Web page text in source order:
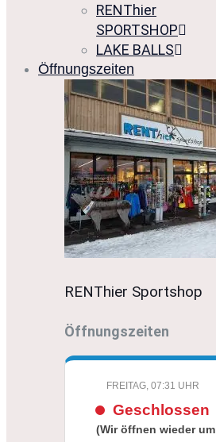
RENThier
SPORTSHOP
LAKE BALLS
Öffnungszeiten
RENThier Sportshop
Öffnungszeiten
FREITAG, 07:31 UHR
Geschlossen
(Wir öffnen wieder um